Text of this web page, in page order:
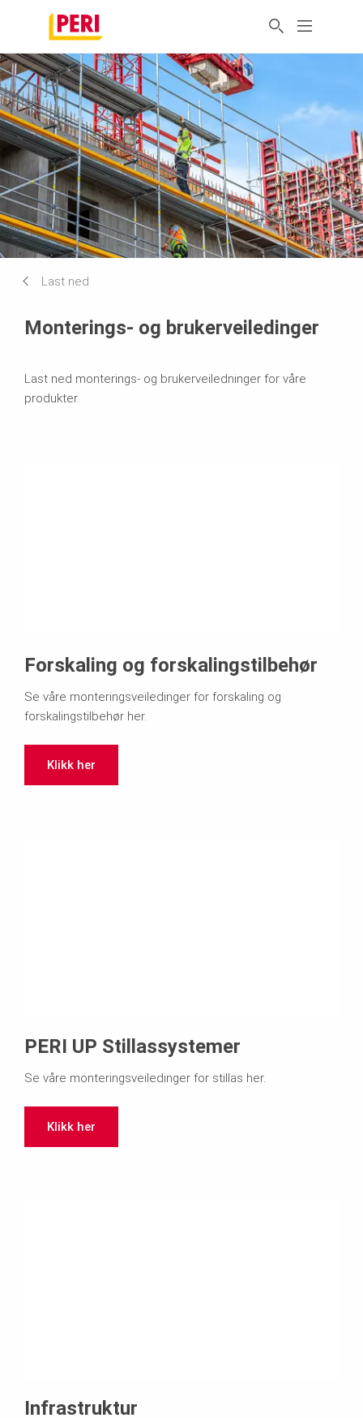
Last ned
Monterings- og brukerveiledinger
Last ned monterings- og brukerveiledninger for våre
produkter.
Forskaling og forskalingstilbehør
Se våre monteringsveiledinger for forskaling og
forskalingstilbehør her.
Klikk her
PERI UP Stillassystemer
Se våre monteringsveiledinger for stillas her.
Klikk her
Infrastruktur